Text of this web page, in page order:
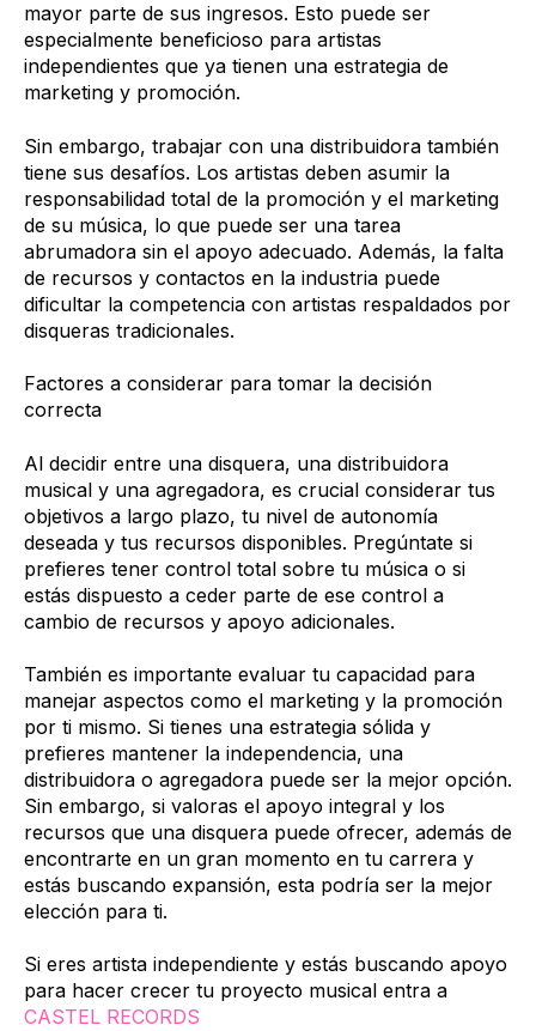
mayor parte de sus ingresos. Esto puede ser
especialmente beneficioso para artistas
independientes que ya tienen una estrategia de
marketing y promoción.
Sin embargo, trabajar con una distribuidora también
tiene sus desafíos. Los artistas deben asumir la
responsabilidad total de la promoción y el marketing
de su música, lo que puede ser una tarea
abrumadora sin el apoyo adecuado. Además, la falta
de recursos y contactos en la industria puede
dificultar la competencia con artistas respaldados por
disqueras tradicionales.
Factores a considerar para tomar la decisión
correcta
Al decidir entre una disquera, una distribuidora
musical y una agregadora, es crucial considerar tus
objetivos a largo plazo, tu nivel de autonomía
deseada y tus recursos disponibles. Pregúntate si
prefieres tener control total sobre tu música o si
estás dispuesto a ceder parte de ese control a
cambio de recursos y apoyo adicionales.
También es importante evaluar tu capacidad para
manejar aspectos como el marketing y la promoción
por ti mismo. Si tienes una estrategia sólida y
prefieres mantener la independencia, una
distribuidora o agregadora puede ser la mejor opción.
Sin embargo, si valoras el apoyo integral y los
recursos que una disquera puede ofrecer, además de
encontrarte en un gran momento en tu carrera y
estás buscando expansión, esta podría ser la mejor
elección para ti.
Si eres artista independiente y estás buscando apoyo
para hacer crecer tu proyecto musical entra a
CASTEL RECORDS